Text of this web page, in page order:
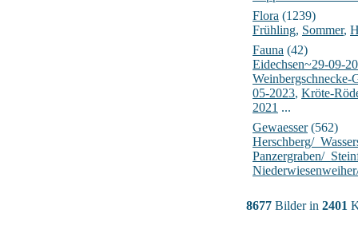
Flora (1239)
Frühling, Sommer,
Fauna (42)
Eidechsen~29-09-
Weinbergschnecke-
05-2023, Kröte-
2021 ...
Gewaesser(562)
Herschberg/
Panzergraben/
8677 Bilder in 2401